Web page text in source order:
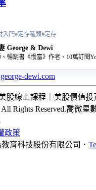
入門#定存種類#定存
George & Dewi
暢銷書《慢富》作者、10萬訂閱
dewi.com
股線上課程｜美股價值
Rights Reserved.喬微星
政策
育科技股份有限公司．